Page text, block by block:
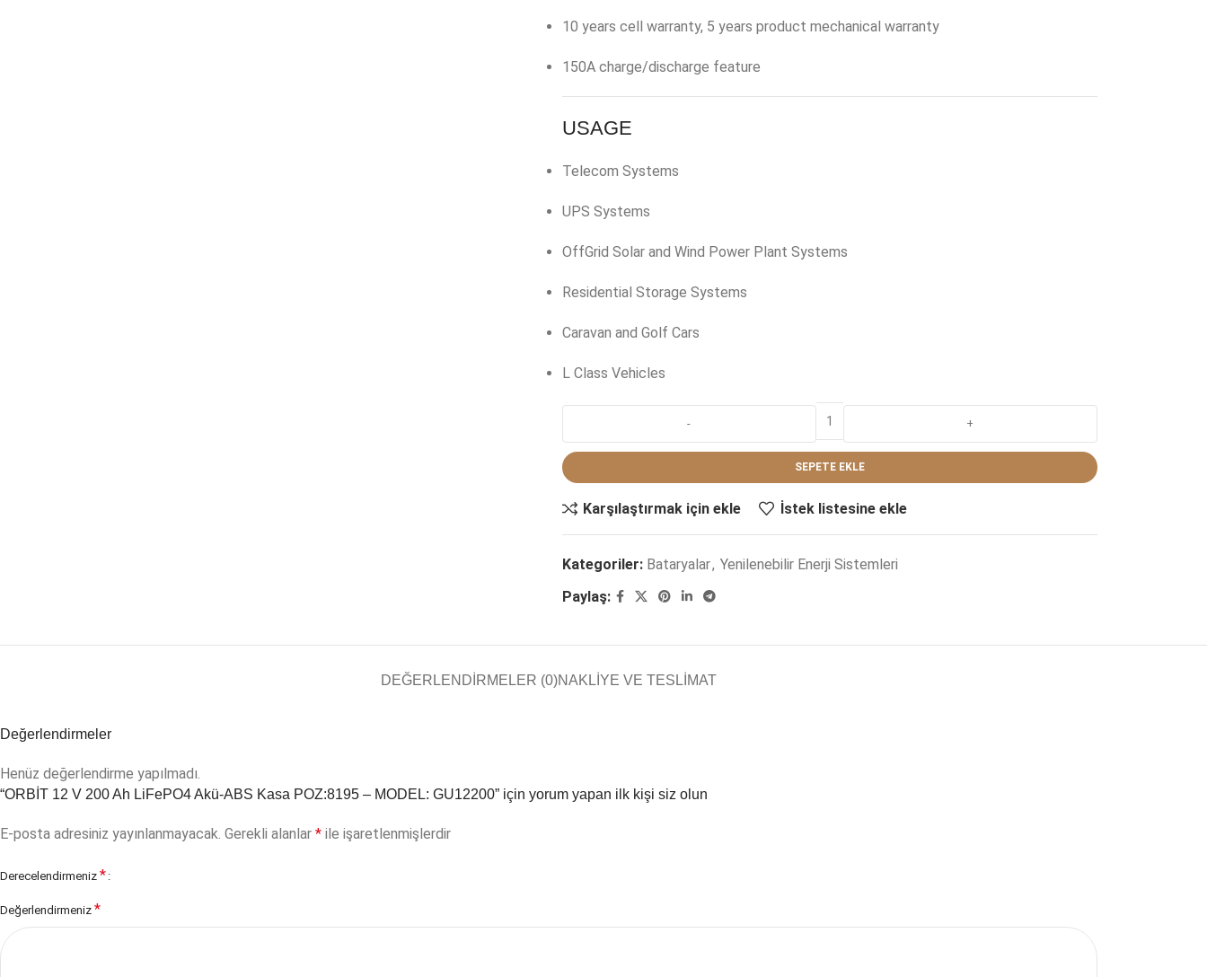
10 years cell warranty, 5 years product mechanical warranty
150A charge/discharge feature
USAGE
Telecom Systems
UPS Systems
OffGrid Solar and Wind Power Plant Systems
Residential Storage Systems
Caravan and Golf Cars
L Class Vehicles
SEPETE EKLE
Karşılaştırmak için ekle İstek listesine ekle
Kategoriler: Bataryalar, Yenilenebilir Enerji Sistemleri
Paylaş:
DEĞERLENDIRMELER (0)NAKLIYE VE TESLIMAT
Değerlendirmeler
Henüz değerlendirme yapılmadı.
“ORBİT 12 V 200 Ah LiFePO4 Akü-ABS Kasa POZ:8195 – MODEL: GU12200” için yorum yapan ilk kişi siz olun
E-posta adresiniz yayınlanmayacak. Gerekli alanlar * ile işaretlenmişlerdir
Derecelendirmeniz *
Değerlendirmeniz *
Instagram
YouTube
linkedin